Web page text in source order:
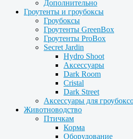
Дополнительно
Гроутенты и гроубоксы
Гроубоксы
Гроутенты GreenBox
Гроутенты ProBox
Secret Jardin
Hydro Shoot
Аксессуары
Dark Room
Cristal
Dark Street
Аксессуары для
Животноводство
Птичкам
Корма
Оборудование